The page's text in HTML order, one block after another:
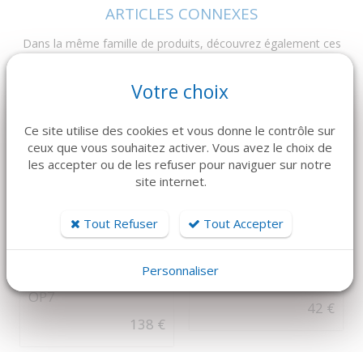
ARTICLES CONNEXES
Dans la même famille de produits, découvrez également ces
DÉTAILS
Piezosurgery Insert
OP7
138 €
DÉTAILS
MINNESOTA
42 €
Votre choix
Ce site utilise des cookies et vous donne le contrôle sur
ceux que vous souhaitez activer. Vous avez le choix de
les accepter ou de les refuser pour naviguer sur notre
site internet.
Tout Refuser Tout Accepter
Personnaliser